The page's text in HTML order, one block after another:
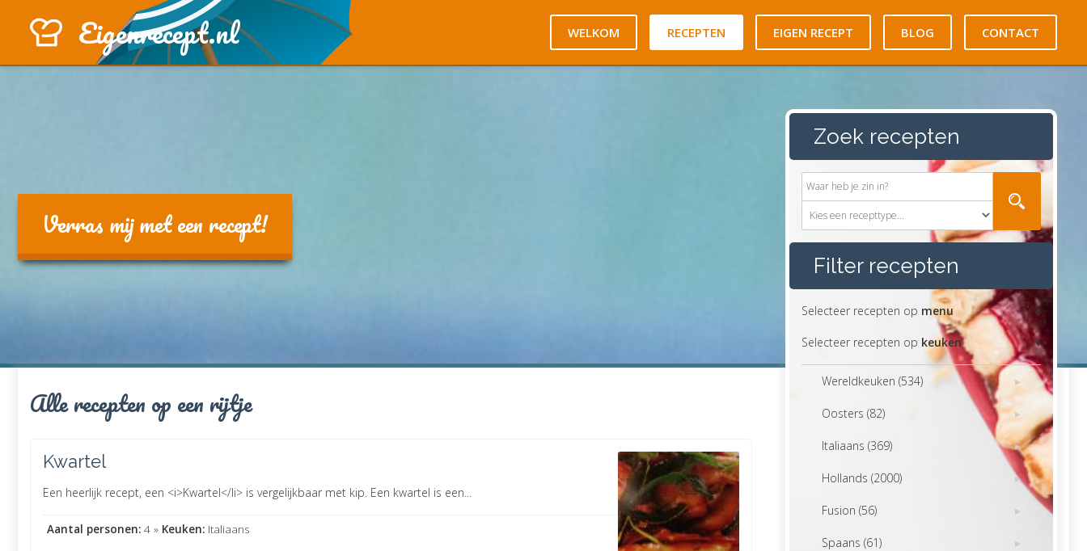
Eigenrecept.nl WELKOM RECEPTEN EIGEN RECEPT BLOG CONTACT
Verras mij met een recept!
Alle recepten op een rijtje
Kwartel
Een heerlijk recept, een <i>Kwartel</li> is vergelijkbaar met kip. Een kwartel is een...
Aantal personen: 4 » Keuken: Italiaans
Zoek recepten
Filter recepten
Selecteer recepten op menu
Selecteer recepten op keuken
Wereldkeuken (534)
Oosters (82)
Italiaans (369)
Hollands (2000)
Fusion (56)
Spaans (61)